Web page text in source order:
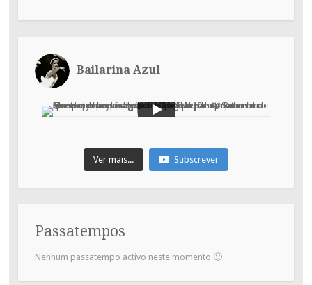
Bailarina Azul
Ver mais... Subscrever
Passatempos
Nenhum passatempo activo neste momento 🙂